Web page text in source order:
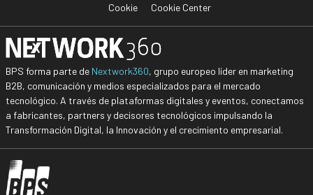
Cookie
Cookie Center
BPS forma parte de Nextwork360, grupo europeo líder en marketing
B2B, comunicación y medios especializados para el mercado
tecnológico. A través de plataformas digitales y eventos, conectamos
a fabricantes, partners y decisores tecnológicos impulsando la
Transformación Digital, la Innovación y el crecimiento empresarial.